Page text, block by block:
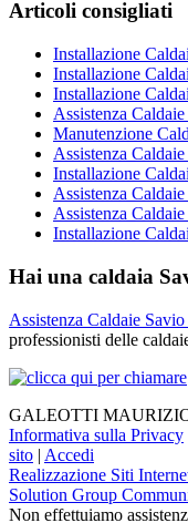
Articoli consigliati
Installazione
Installazione
Installazione
Assistenza
Manutenzione
Assistenza
Installazione
Assistenza
Assistenza
Installazione
Hai una caldaia
Assistenza Caldaie Savio
professionisti delle
GALEOTTI
Informativa sulla Privacy
sito | Accedi
Realizzazione Siti
Solution Group
Non effettuiamo